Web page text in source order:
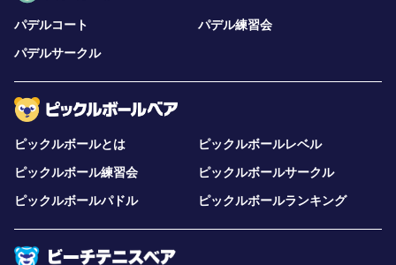
パデルコート
パデル練習会
パデルサークル
ピックルボールとは
ピックルボールレベル
ピックルボール練習会
ピックルボールサークル
ピックルボールパドル
ピックルボールランキング